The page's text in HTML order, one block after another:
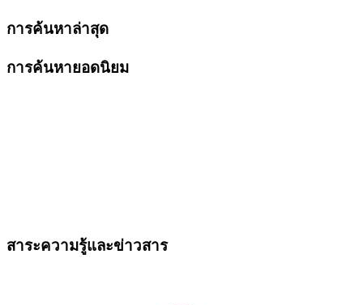
การค้นหาล่าสุด
การค้นหายอดนิยม
สาระความรู้และข่าวสาร